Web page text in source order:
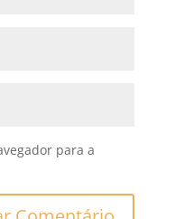
para a